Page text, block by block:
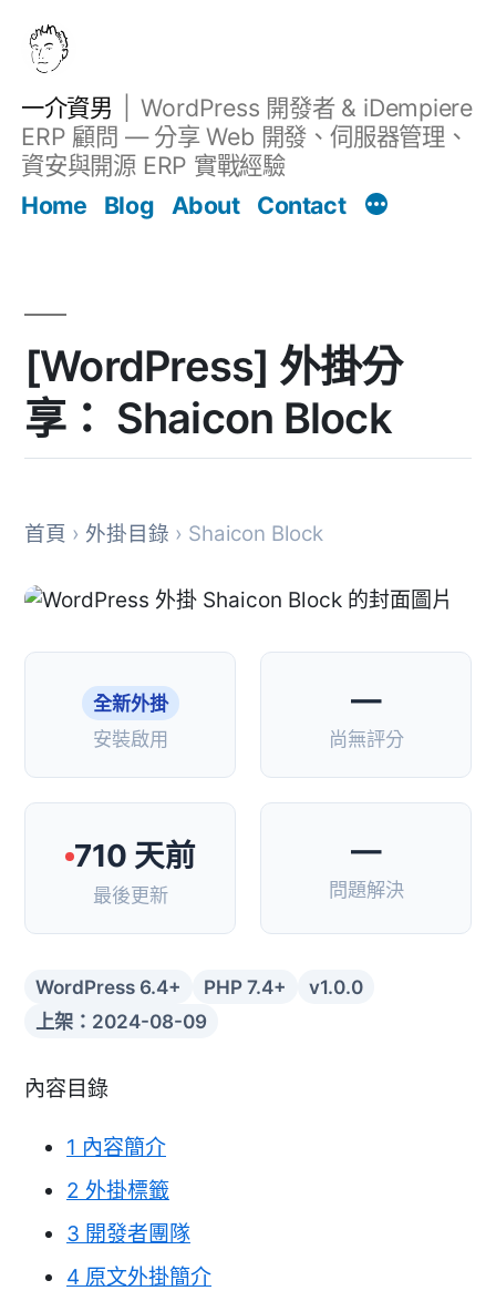
一介資男
WordPress 開發者 & iDempiere
ERP 顧問 — 分享 Web 開發、伺服器管理、
資安與開源 ERP 實戰經驗
Home
Blog About Contact
[WordPress] 外掛分
享： Shaicon Block
首頁 › 外掛目錄 › Shaicon Block
全新外掛
安裝啟用
—
尚無評分
710 天前
最後更新
—
問題解決
WordPress 6.4+ PHP 7.4+
v1.0.0
上架：2024-08-09
內容目錄
1 內容簡介
2 外掛標籤
3 開發者團隊
4 原文外掛簡介
文章